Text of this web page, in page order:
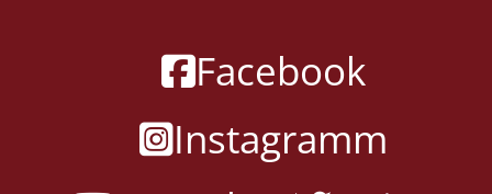
Facebook
Instagramm